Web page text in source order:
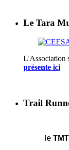
Le Tara
L'Association
présente ici
Trail
le TMT